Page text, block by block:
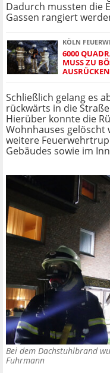
Dadurch mussten die
Gassen rangiert
KÖLN
6000
MUSS ZU
AUSRÜCKEN
Schließlich gelang es
rückwärts in die
Hierüber konnte die
Wohnhauses gelöscht
weitere
Gebäudes sowie im
Bei dem Dachstuhlbrand
Fuhrmann